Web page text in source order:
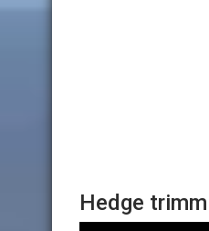
Hedge